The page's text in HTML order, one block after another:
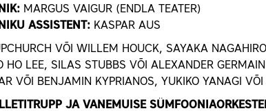
MARGUS VAIGUR (ENDLA TEATER)
ASSISTENT: KASPAR AUS
VÕI WILLEM HOUCK, SAYAKA
HO LEE, SILAS STUBBS VÕI ALEXANDER
VÕI BENJAMIN KYPRIANOS, YUKIKO YANAGI
JA VANEMUISE